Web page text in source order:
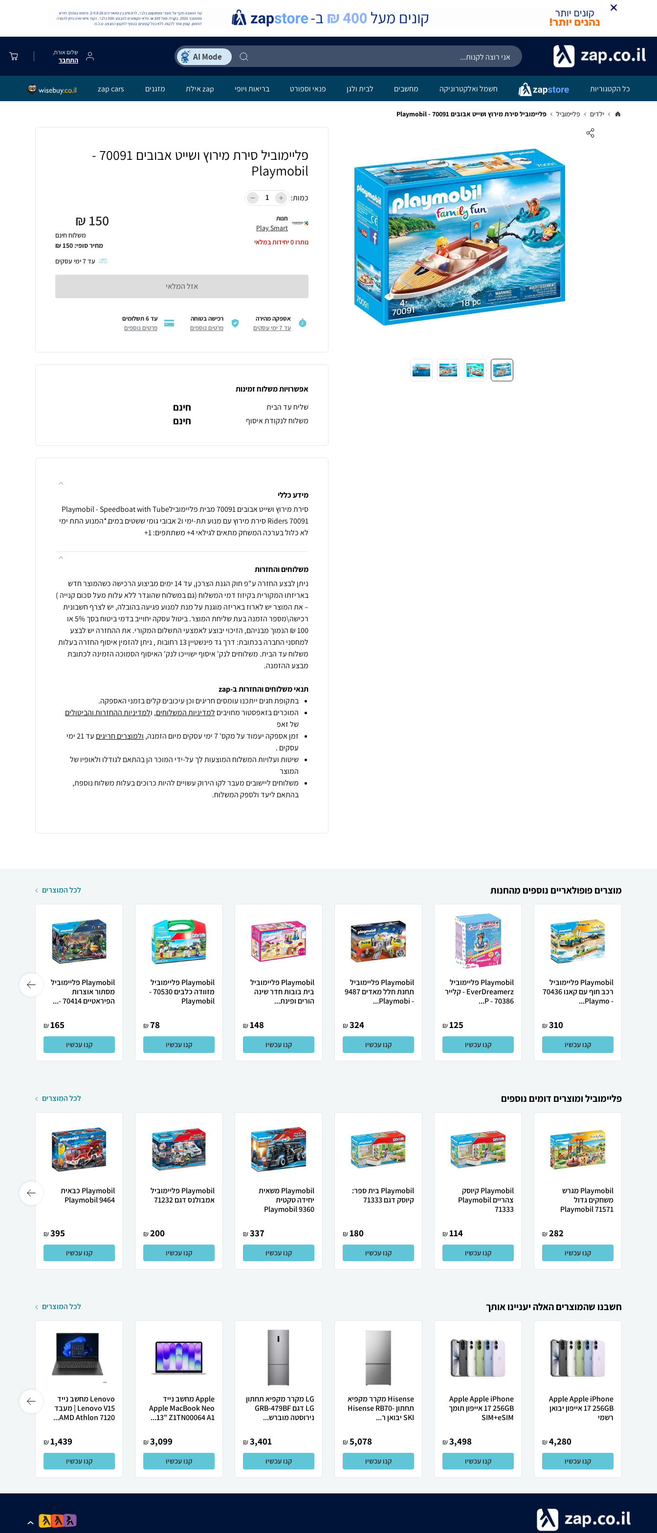
שלום אורח,
התחבר
כל הקטגוריות חשמל ואלקטרוניקה מחשבים לבית ולגן פנאי וספורט בריאות ויופי zap אילת מזגנים zap cars
ילדים פליימוביל פליימוביל סירת מירוץ ושייט אבובים 70091 - Playmobil
פליימוביל סירת מירוץ ושייט אבובים 70091 -
Playmobil
כמות:
חנות
Play Smart
נותרו0יחידות במלאי
150
₪
משלוח חינם
מחיר סופי: 150
₪
עד7ימי עסקים
אזל המלאי
אספקה מהירה
עד 7 ימי עסקים
רכישה בטוחה
פרטים נוספים
עד 6 תשלומים
פרטים נוספים
אפשרויות משלוח זמינות
שליח עד הבית
חינם
משלוח לנקודת איסוף חינם
מידע כללי
סירת מירוץ ושייט אבובים 70091 מבית פליימובילPlaymobil - Speedboat with Tube
Riders 70091 סירת מירוץ עם מנוע תת-ימי ו2 אבובי גומי ששטים במים.*המנוע התת ימי
לא כלול בערכה המשחק מתאים לגילאי 4+ משתתפים: 1+
משלוחים והחזרות
ניתן לבצע החזרה ע"פ חוק הגנת הצרכן, עד 14 ימים מביצוע הרכישה כשהמוצר חדש
באריזתו המקורית בקיזוז דמי המשלוח (גם במשלוח שהוגדר ללא עלות מעל סכום קנייה )
– את המוצר יש לארוז באריזה מוגנת על מנת למנוע פגיעה בהובלה, יש לצרף חשבונית
רכישה\מספר הזמנה בעת שליחת המוצר. ביטול עסקה יחוייב בדמי ביטוח בסך 5% או
100 ₪ הנמוך מבניהם, הזיכוי יבוצע לאמצעי התשלום המקורי. את ההחזרה יש לבצע
למחסני החברה בכתובת: דרך גד פינשטיין 13 רחובות , ניתן להזמין איסוף החזרה בעלות
משלוח עד הבית. משלוחים לנק' איסוף ישוייכו לנק' האיסוף הסמוכה הזמינה לכתובת
מבצע ההזמנה.
תנאי משלוחים והחזרות ב-zap
בתקופת חגים ייתכנו עומסים חריגים וכן עיכובים קלים בזמני האספקה.
המוכרים בזאפסטור מחויבים למדיניות המשלוחים, ולמדיניות ההחזרות והביטולים
של זאפ
זמן אספקה יעמוד על מקס' 7 ימי עסקים מיום הזמנה,
ולמוצרים חריגים
עד 21 ימי
עסקים .
שיטות ועלויות המשלוח המוצעות לך על-ידי המוכר הן בהתאם לגודלו ולאופיו של
המוצר
משלוחים ליישובים מעבר לקו הירוק עשויים להיות כרוכים בעלות משלוח נוספת,
בהתאם ליעד ולספק המשלוח.
מוצרים פופולאריים נוספים מהחנות לכל המוצרים
Playmobil פליימוביל
רכב חוף עם קאנו 70436
- Playmo...
310
₪
קנו עכשיו
Playmobil פליימוביל
EverDreamerz - קלייר
70386 - P...
125
₪
קנו עכשיו
Playmobil פליימוביל
תחנת חלל מאדים 9487
- Playmobi...
324
₪
קנו עכשיו
Playmobil פליימוביל
בית בובות חדר שינה
הורים ופינת...
148
₪
קנו עכשיו
Playmobil פליימוביל
מזוודה כלבים 70530 -
Playmobil
78
₪
קנו עכשיו
Playmobil פליימוביל
מסתור אוצרות
הפיראטיים 70414 -...
165
₪
קנו עכשיו
פליימוביל ומוצרים דומים נוספים לכל המוצרים
Playmobil מגרש
משחקים גדול
Playmobil 71571
282
₪
קנו עכשיו
Playmobil קיוסק
צהריים Playmobil
71333
114
₪
קנו עכשיו
Playmobil בית ספר:
קיוסק דגם 71333
180
₪
קנו עכשיו
Playmobil משאית
יחידה טקטית
Playmobil 9360
337
₪
קנו עכשיו
Playmobil פליימוביל
אמבולנס דגם 71232
200
₪
קנו עכשיו
Playmobil כבאית
Playmobil 9464
395
₪
קנו עכשיו
חשבנו שהמוצרים האלה יעניינו אותך לכל המוצרים
Apple Apple iPhone
17 256GB אייפון יבואן
רשמי
4,280
₪
קנו עכשיו
Apple Apple iPhone
17 256GB אייפון תומך
SIM+eSIM
3,498
₪
קנו עכשיו
Hisense מקרר ‏מקפיא
תחתון Hisense RB70-
SKI יבואן ר...
5,078
₪
קנו עכשיו
LG מקרר מקפיא תחתון
LG דגם GRB-479BF
נירוסטה מוברש...
3,401
₪
קנו עכשיו
Apple מחשב נייד
Apple MacBook Neo
13" Z1TN00064 A1...
3,099
₪
קנו עכשיו
Lenovo מחשב נייד
Lenovo V15 | מעבד
AMD Athlon 7120...
1,439
₪
קנו עכשיו